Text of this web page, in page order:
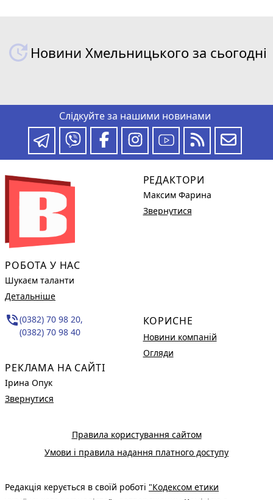
Новини Хмельницького за сьогодні
Слідкуйте за нашими новинами
РОБОТА У НАС
Шукаєм таланти
Детальніше
phone_in_talk(0382) 70 98 20,
(0382) 70 98 40
РЕКЛАМА НА САЙТІ
Ірина Опук
Звернутися
РЕДАКТОРИ
Максим Фарина
Звернутися
КОРИСНЕ
Новини компаній
Огляди
Правила користування сайтом
Умови і правила надання платного доступу
Редакція керується в своїй роботі "Кодексом етики